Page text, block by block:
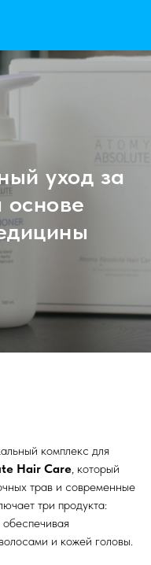
уход за
основе
комплекс для
Hair Care, который
трав и современные
три продукта:
обеспечивая
и кожей головы.